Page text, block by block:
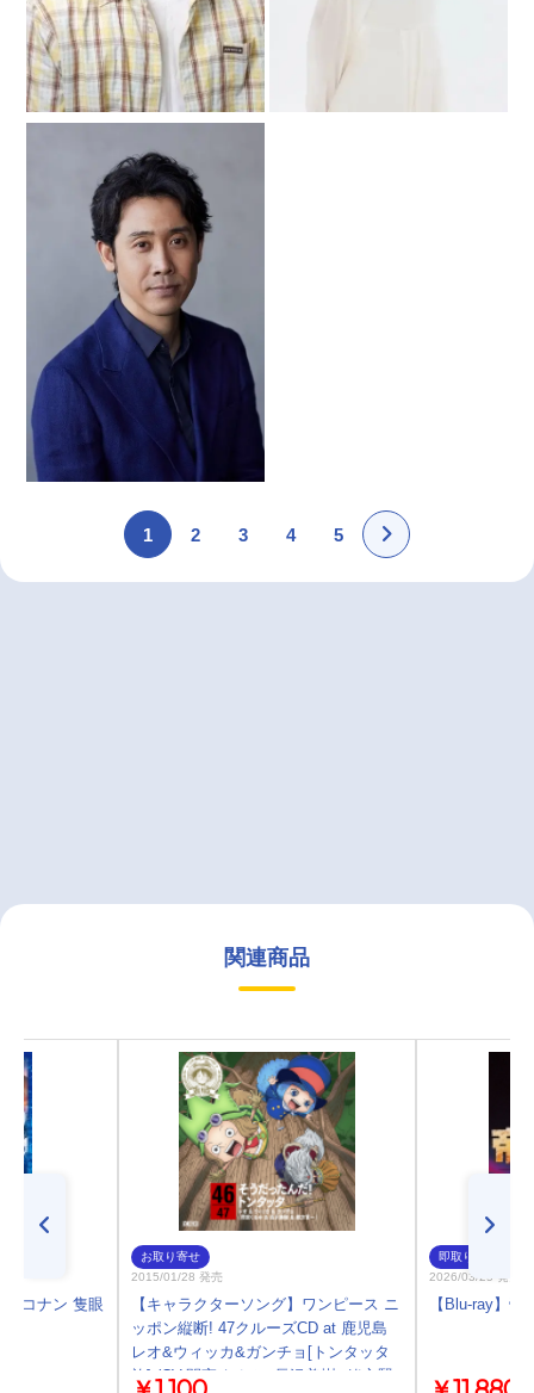
1 2 3 4 5
関連商品
偵コナン 隻眼
お取り寄せ
2015/01/28 発売
【キャラクターソング】ワンピース ニ
ッポン縦断! 47クルーズCD at 鹿児島
レオ&ウィッカ&ガンチョ[トンタッタ
族] (CV.間宮くるみ&長沢美樹&緒方賢
即取り
2026/03/25 発売
【Blu-ray】